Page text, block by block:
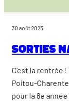
30 août 2023
Sorties
C’est la rentrée
Poitou-
pour la 6e